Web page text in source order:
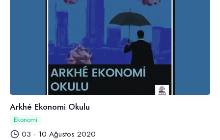
Arkhé Ekonomi Okulu
Ekonomi
03 - 10 Ağustos 2020